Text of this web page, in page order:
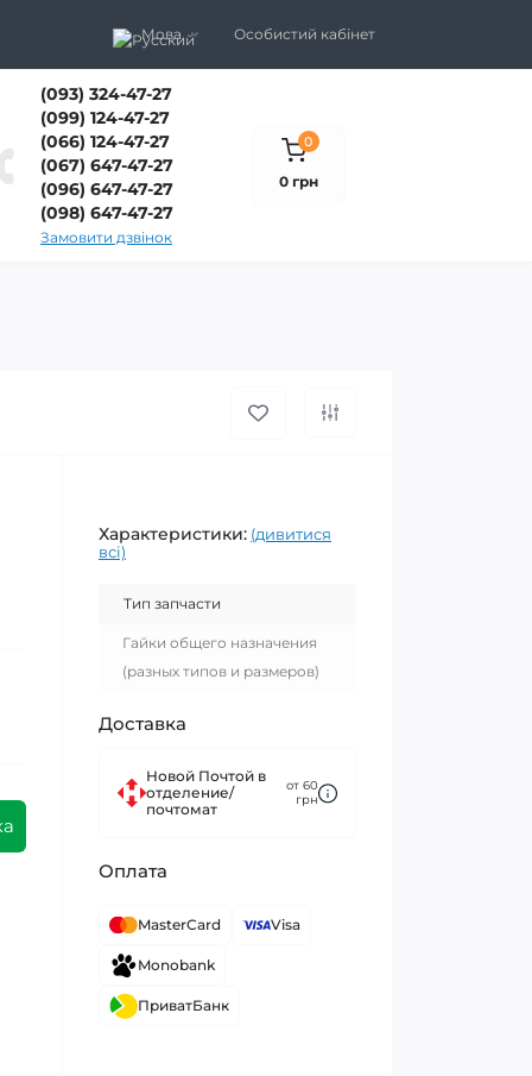
Мова Особистий кабінет
(093) 324-47-27
(099) 124-47-27
(066) 124-47-27
(067) 647-47-27
(096) 647-47-27
(098) 647-47-27
Замовити дзвінок
0
0 грн
Характеристики: (дивитися
всі)
Тип запчасти
Гайки общего назначения
(разных типов и размеров)
Доставка
Новой Почтой в
отделение/
почтомат
от 60
грн
Оплата
MasterCard Visa
Monobank
ПриватБанк